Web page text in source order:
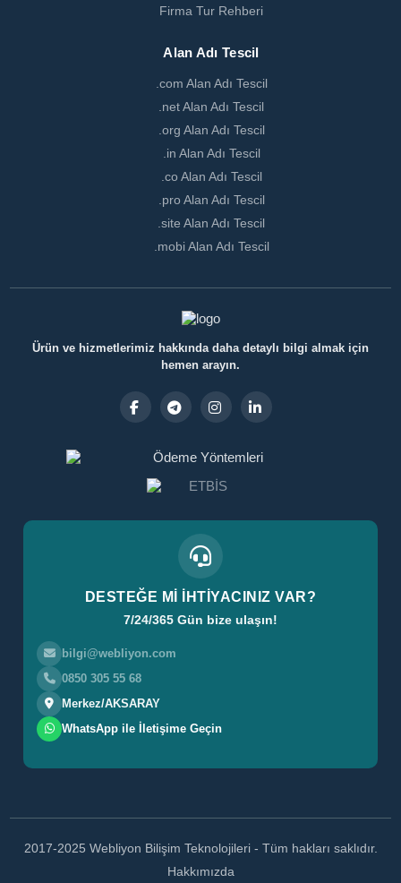
Firma Tur Rehberi
Alan Adı Tescil
.com Alan Adı Tescil
.net Alan Adı Tescil
.org Alan Adı Tescil
.in Alan Adı Tescil
.co Alan Adı Tescil
.pro Alan Adı Tescil
.site Alan Adı Tescil
.mobi Alan Adı Tescil
Ürün ve hizmetlerimiz hakkında daha detaylı bilgi almak için
hemen arayın.
DESTEĞE Mİ İHTİYACINIZ VAR?
7/24/365 Gün bize ulaşın!
bilgi@webliyon.com
0850 305 55 68
Merkez/AKSARAY
WhatsApp ile İletişime Geçin
2017-2025 Webliyon Bilişim Teknolojileri - Tüm hakları saklıdır.
Hakkımızda